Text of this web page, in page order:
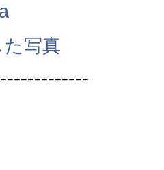
写真